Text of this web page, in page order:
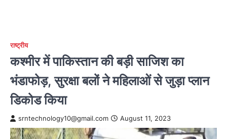
राष्ट्रीय
कश्मीर में पाकिस्तान की बड़ी साजिश का
भंडाफोड़, सुरक्षा बलों ने महिलाओं से जुड़ा प्लान
डिकोड किया
srntechnology10@gmail.com August 11, 2023